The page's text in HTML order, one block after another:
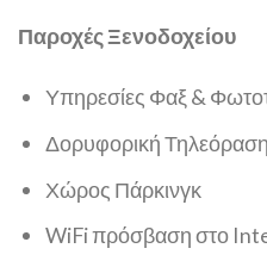
Παροχές Ξενοδοχείου
Υπηρεσίες Φαξ &
Δορυφορική Τηλεόραση
Χώρος Πάρκινγκ
WiFi πρόσβαση στο